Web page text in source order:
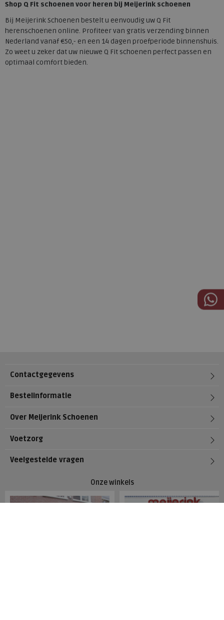
Shop Q Fit schoenen voor heren bij Meijerink schoenen
Bij Meijerink Schoenen bestelt u eenvoudig uw Q Fit
herenschoenen online. Profiteer van gratis verzending binnen
Nederland vanaf €50,- en een 14 dagen proefperiode binnenshuis.
Zo weet u zeker dat uw nieuwe Q Fit schoenen perfect passen en
optimaal comfort bieden.
Contactgegevens
Bestelinformatie
Over Meijerink Schoenen
Voetzorg
Veelgestelde vragen
Onze winkels